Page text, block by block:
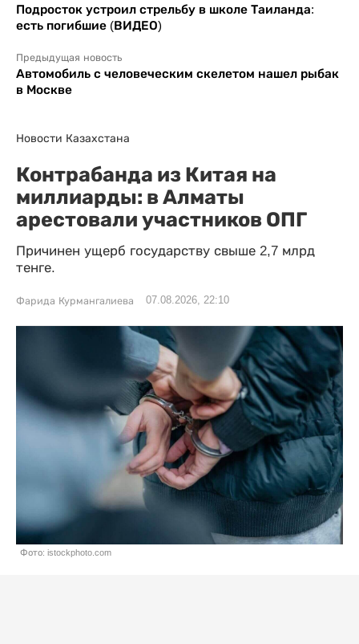
Подросток устроил стрельбу в школе Таиланда:
есть погибшие (ВИДЕО)
Предыдущая новость
Автомобиль с человеческим скелетом нашел рыбак
в Москве
Новости Казахстана
Контрабанда из Китая на
миллиарды: в Алматы
арестовали участников ОПГ
Причинен ущерб государству свыше 2,7 млрд
тенге.
Фарида Курмангалиева 07.08.2026, 22:10
Фото: istockphoto.com